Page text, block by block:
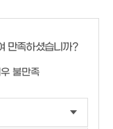
만족하셨습니까?
불만족